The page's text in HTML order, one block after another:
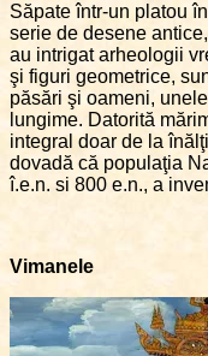
Săpate într-un platou
serie de desene
au intrigat arheologii
şi figuri geometrice,
păsări şi oameni,
lungime. Datorită
integral doar de la
dovadă că populaţia
î.e.n. si 800 e.n., a
Vimanele